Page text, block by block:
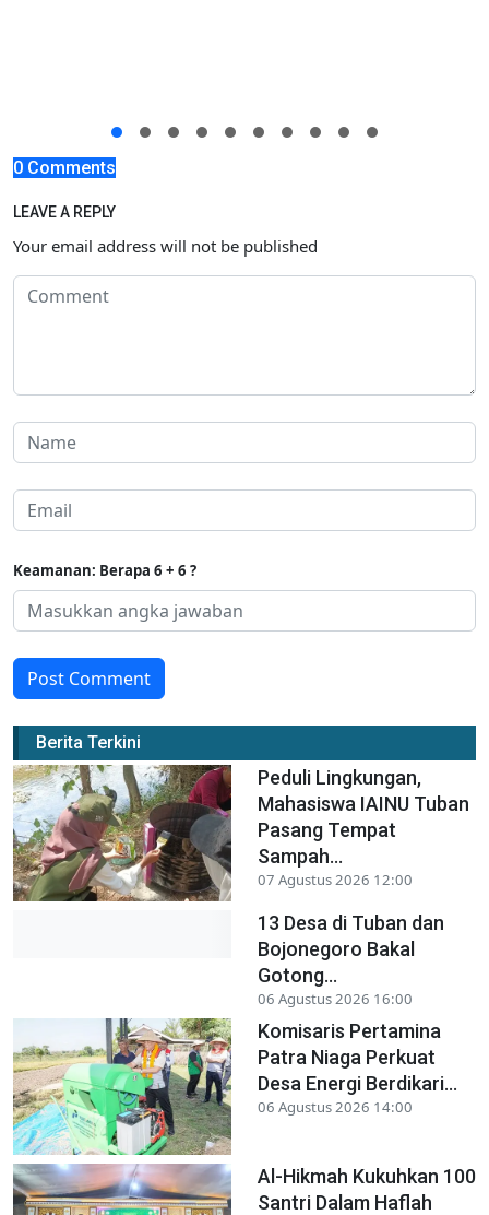
0 Comments
LEAVE A REPLY
Your email address will not be published
Keamanan: Berapa 6 + 6 ?
Post Comment
Berita Terkini
Peduli Lingkungan,
Mahasiswa IAINU Tuban
Pasang Tempat
Sampah...
07 Agustus 2026 12:00
13 Desa di Tuban dan
Bojonegoro Bakal
Gotong...
06 Agustus 2026 16:00
Komisaris Pertamina
Patra Niaga Perkuat
Desa Energi Berdikari...
06 Agustus 2026 14:00
Al-Hikmah Kukuhkan 100
Santri Dalam Haflah